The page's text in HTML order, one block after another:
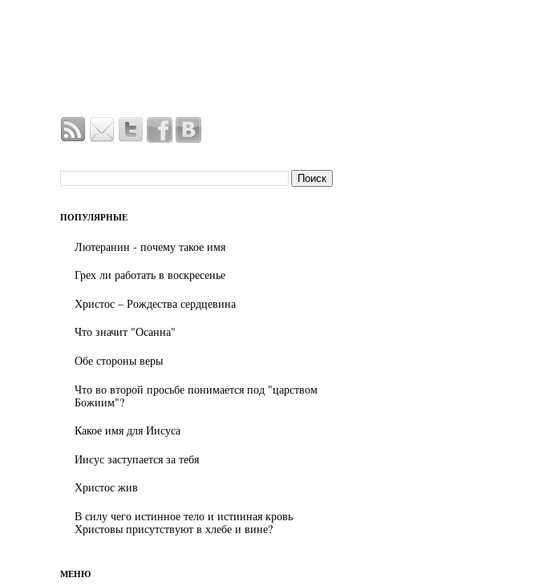
ПОПУЛЯРНЫЕ
Лютеранин - почему такое имя
Грех ли работать в воскресенье
Христос – Рождества сердцевина
Что значит "Осанна"
Обе стороны веры
Что во второй просьбе понимается под "царством
Божиим"?
Какое имя для Иисуса
Иисус заступается за тебя
Христос жив
В силу чего истинное тело и истинная кровь
Христовы присутствуют в хлебе и вине?
МЕНЮ